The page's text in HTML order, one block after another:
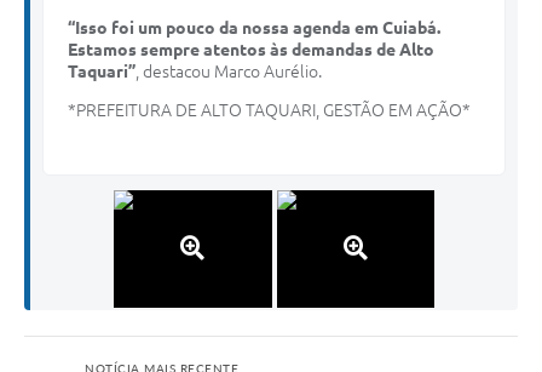
“Isso foi um pouco da nossa agenda em Cuiabá.
Estamos sempre atentos às demandas de Alto
Taquari” , destacou Marco Aurélio.
*PREFEITURA DE ALTO TAQUARI, GESTÃO EM AÇÃO*
NOTÍCIA MAIS RECENTE